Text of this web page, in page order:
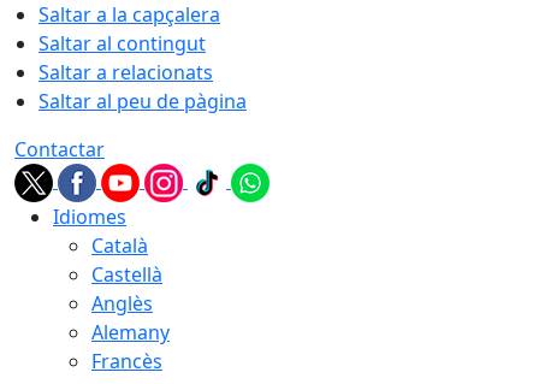
Saltar a la capçalera
Saltar al contingut
Saltar a relacionats
Saltar al peu de pàgina
Contactar
Idiomes
Català
Castellà
Anglès
Alemany
Francès